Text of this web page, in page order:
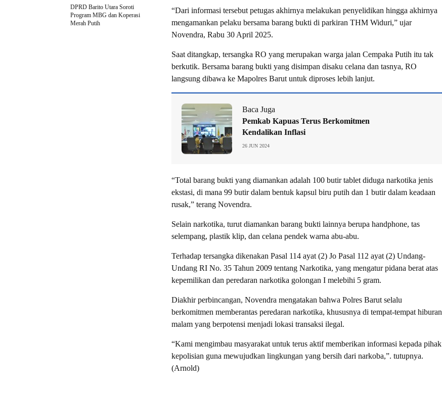
“Dari informasi tersebut petugas akhirnya melakukan penyelidikan hingga akhirnya
mengamankan pelaku bersama barang bukti di parkiran THM Widuri,” ujar
Novendra, Rabu 30 April 2025.
Saat ditangkap, tersangka RO yang merupakan warga jalan Cempaka Putih itu tak
berkutik. Bersama barang bukti yang disimpan disaku celana dan tasnya, RO
langsung dibawa ke Mapolres Barut untuk diproses lebih lanjut.
Baca Juga
Pemkab Kapuas Terus Berkomitmen
Kendalikan Inflasi
26 JUN 2024
“Total barang bukti yang diamankan adalah 100 butir tablet diduga narkotika jenis
ekstasi, di mana 99 butir dalam bentuk kapsul biru putih dan 1 butir dalam keadaan
rusak,” terang Novendra.
Selain narkotika, turut diamankan barang bukti lainnya berupa handphone, tas
selempang, plastik klip, dan celana pendek warna abu-abu.
Terhadap tersangka dikenakan Pasal 114 ayat (2) Jo Pasal 112 ayat (2) Undang-
Undang RI No. 35 Tahun 2009 tentang Narkotika, yang mengatur pidana berat atas
kepemilikan dan peredaran narkotika golongan I melebihi 5 gram.
Diakhir perbincangan, Novendra mengatakan bahwa Polres Barut selalu
berkomitmen memberantas peredaran narkotika, khususnya di tempat-tempat hiburan
malam yang berpotensi menjadi lokasi transaksi ilegal.
“Kami mengimbau masyarakat untuk terus aktif memberikan informasi kepada pihak
kepolisian guna mewujudkan lingkungan yang bersih dari narkoba,”. tutupnya.
(Arnold)
DPRD Barito Utara Soroti
Program MBG dan Koperasi
Merah Putih